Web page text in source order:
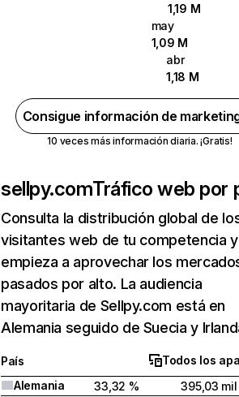
1,19 M
may
1,09 M
abr
1,18 M
Consigue información de
10 veces más información diaria. ¡Gratis!
sellpy.comTráfico web por
Consulta la distribución global de
visitantes web de tu competencia y
empieza a aprovechar los
pasados por alto. La audiencia
mayoritaria de Sellpy.com está en
Alemania seguido de Suecia y
País
Todos los
Alemania
33,32 %
395,03 mil